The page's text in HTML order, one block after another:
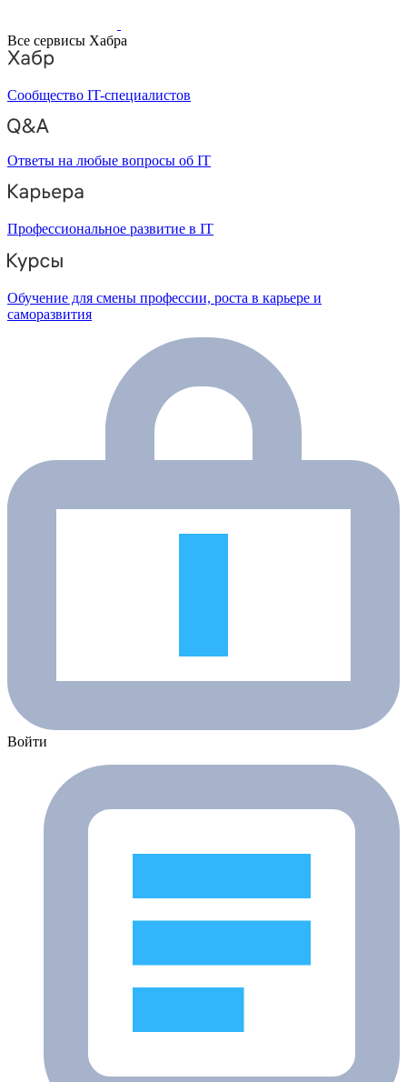
Все сервисы Хабра
Сообщество IT-специалистов
Ответы на любые вопросы об IT
Профессиональное развитие в IT
Обучение для смены профессии, роста в карьере и
саморазвития
Войти